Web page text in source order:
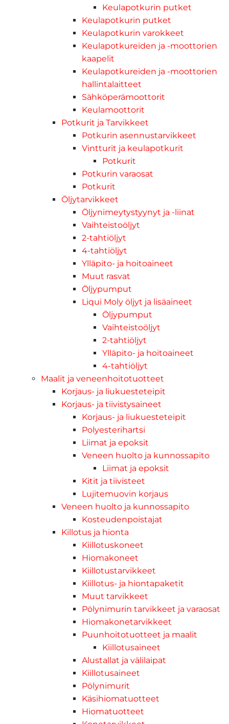
Keulapotkurin putket
Keulapotkurin putket
Keulapotkurin varokkeet
Keulapotkureiden ja -moottorien
kaapelit
Keulapotkureiden ja -moottorien
hallintalaitteet
Sähköperämoottorit
Keulamoottorit
Potkurit ja Tarvikkeet
Potkurin asennustarvikkeet
Vintturit ja keulapotkurit
Potkurit
Potkurin varaosat
Potkurit
Öljytarvikkeet
Öljynimeytystyynyt ja -liinat
Vaihteistoöljyt
2-tahtiöljyt
4-tahtiöljyt
Ylläpito- ja hoitoaineet
Muut rasvat
Öljypumput
Liqui Moly öljyt ja lisäaineet
Öljypumput
Vaihteistoöljyt
2-tahtiöljyt
Ylläpito- ja hoitoaineet
4-tahtiöljyt
Maalit ja veneenhoitotuotteet
Korjaus- ja liukuesteteipit
Korjaus- ja tiivistysaineet
Korjaus- ja liukuesteteipit
Polyesterihartsi
Liimat ja epoksit
Veneen huolto ja kunnossapito
Liimat ja epoksit
Kitit ja tiivisteet
Lujitemuovin korjaus
Veneen huolto ja kunnossapito
Kosteudenpoistajat
Killotus ja hionta
Kiillotuskoneet
Hiomakoneet
Kiillotustarvikkeet
Kiillotus- ja hiontapaketit
Muut tarvikkeet
Pölynimurin tarvikkeet ja varaosat
Hiomakonetarvikkeet
Puunhoitotuotteet ja maalit
Kiillotusaineet
Alustallat ja välilaipat
Kiillotusaineet
Pölynimurit
Käsihiomatuotteet
Hiomatuotteet